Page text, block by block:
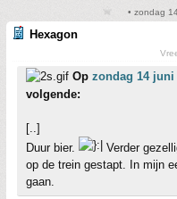
• zondag
Hexagon
Op zondag 14 juni
volgende:
[..]
Duur bier.
Verder
op de trein gestapt. In mijn
gaan.